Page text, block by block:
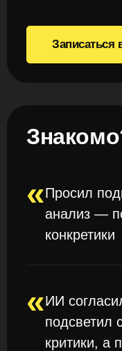
Записаться
«Просил
анализ —
конкретики
«ИИ
подсветил
критики, а